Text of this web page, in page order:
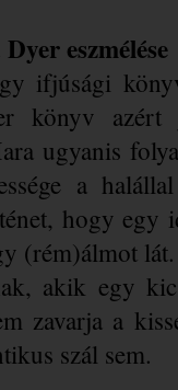
eszmélése
ifjúsági
könyv azért
ugyanis
a
hogy egy
(rém)álmot
akik egy
zavarja a
szál sem.